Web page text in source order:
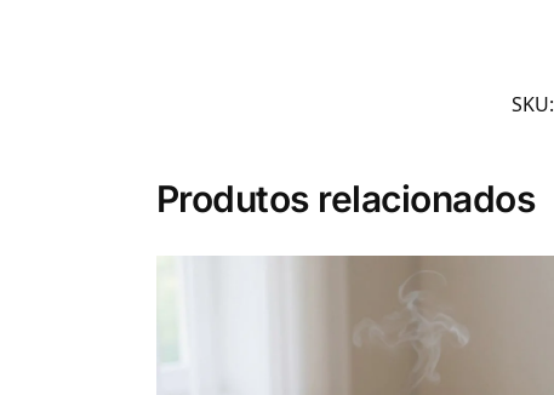
SKU:
Produtos relacionados